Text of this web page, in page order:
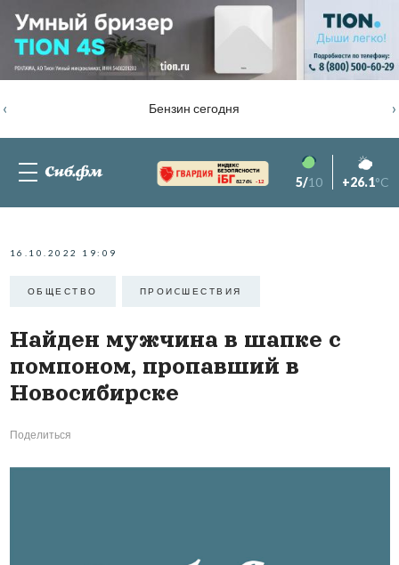
Бензин сегодня
‹ ›
82.76% -1.2 5/10 +26.1°C
16.10.2022 19:09
ОБЩЕСТВО ПРОИCШЕСТВИЯ
Найден мужчина в шапке с
помпоном, пропавший в
Новосибирске
Поделиться